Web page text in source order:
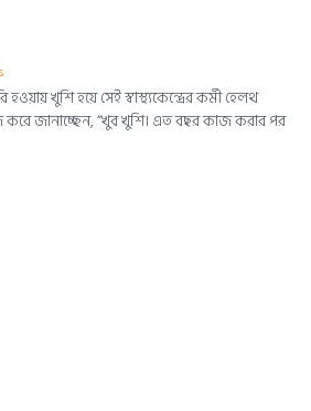
হওয়ায় খুশি হয়ে সেই স্বাস্থ্যকেন্দ্রের কর্মী হেলথ
করে জানাচ্ছেন, “খুব খুশি। এত বছর কাজ করার পর